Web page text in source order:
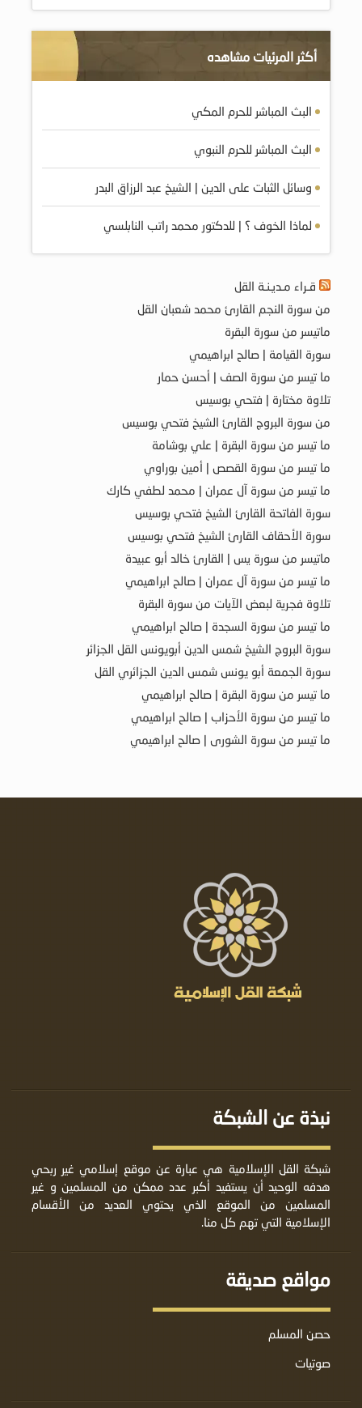
أكثر المرئيات مشاهده
البث المباشر للحرم المكي
البث المباشر للحرم النبوي
وسائل الثبات على الدين | الشيخ عبد الرزاق البدر
لماذا الخوف ؟ | للدكتور محمد راتب النابلسي
قـراء مـديـنـة القل
من سورة النجم القارئ محمد شعبان القل
ماتيسر من سورة البقرة
سورة القيامة | صالح ابراهيمي
ما تيسر من سورة الصف | أحسن حمار
تلاوة مختارة | فتحي بوسيس
من سورة البروج القارئ الشيخ فتحي بوسيس
ما تيسر من سورة البقرة | علي بوشامة
ما تيسر من سورة القصص | أمين بوراوي
ما تيسر من سورة آل عمران | محمد لطفي كارك
سورة الفاتحة القارئ الشيخ فتحي بوسيس
سورة الأحقاف القارئ الشيخ فتحي بوسيس
ماتيسر من سورة يس | القارئ خالد أبو عبيدة
ما تيسر من سورة آل عمران | صالح ابراهيمي
تلاوة فجرية لبعض الآيات من سورة البقرة
ما تيسر من سورة السجدة | صالح ابراهيمي
سورة البروج الشيخ شمس الدين أبويونس القل الجزائر
سورة الجمعة أبو يونس شمس الدين الجزائري القل
ما تيسر من سورة البقرة | صالح ابراهيمي
ما تيسر من سورة الأحزاب | صالح ابراهيمي
ما تيسر من سورة الشورى | صالح ابراهيمي
نبذة عن الشبكة
شبكة القل الإسلامية هي عبارة عن موقع إسلامي غير ربحي
هدفه الوحيد أن يستفيد أكبر عدد ممكن من المسلمين و غير
المسلمين من الموقع الذي يحتوي العديد من الأقسام
الإسلامية التي تهم كل منا.
مواقع صديقة
حصن المسلم
صوتيات